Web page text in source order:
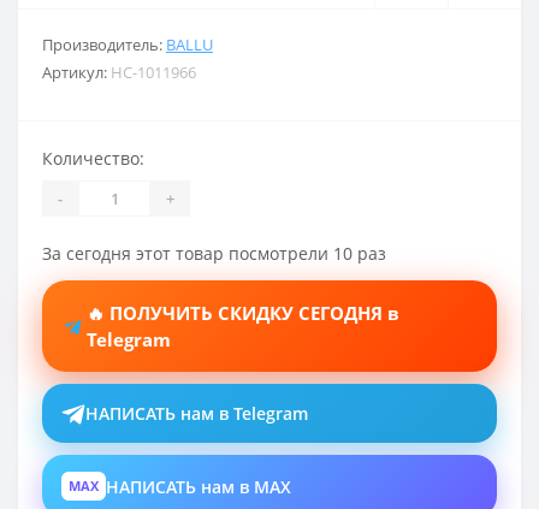
Производитель: BALLU
Артикул: НС-1011966
Количество:
- +
За сегодня этот товар посмотрели 10 раз
🔥 ПОЛУЧИТЬ СКИДКУ СЕГОДНЯ в
Telegram
НАПИСАТЬ нам в Telegram
MAX НАПИСАТЬ нам в MAX